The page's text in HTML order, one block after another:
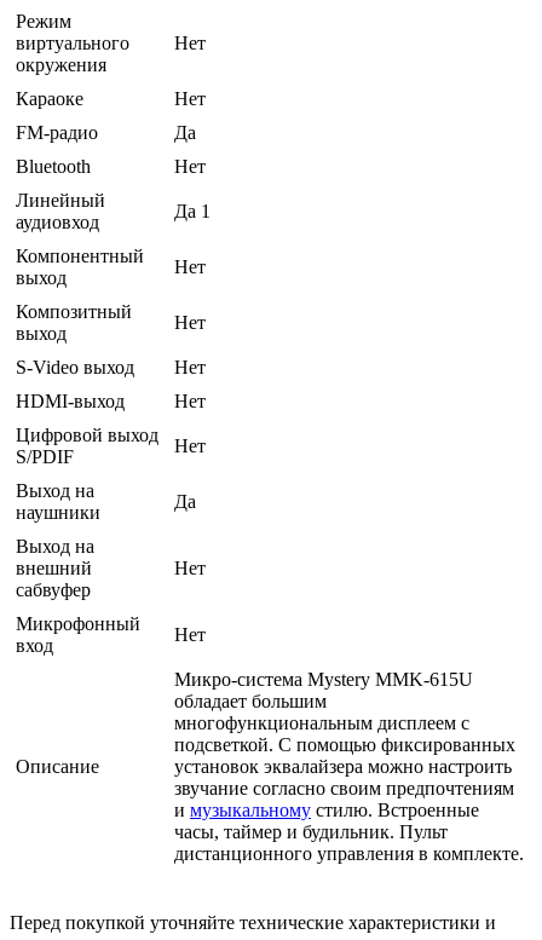
Режим
виртуального
окружения
Нет
Караоке
Нет
FM-радио
Да
Bluetooth
Нет
Линейный
аудиовход
Да 1
Компонентный
выход
Нет
Композитный
выход
Нет
S-Video выход
Нет
HDMI-выход
Нет
Цифровой выход
S/PDIF
Нет
Выход на
наушники
Да
Выход на
внешний
сабвуфер
Нет
Микрофонный
вход
Нет
Описание
Микро-система Mystery MMK-615U
обладает большим
многофункциональным дисплеем с
подсветкой. С помощью фиксированных
установок эквалайзера можно настроить
звучание согласно своим предпочтениям
и музыкальному стилю. Встроенные
часы, таймер и будильник. Пульт
дистанционного управления в комплекте.
Перед покупкой уточняйте технические характеристики и